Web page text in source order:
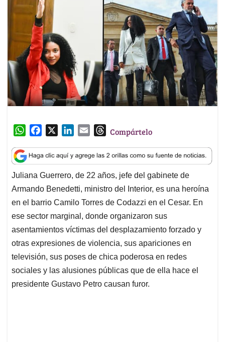
W
a
t
s
A
p
p
c
e
b
o
o
k
n
k
e
d
I
n
a
i
l
T
r
e
a
d
s
Compártelo
Juliana Guerrero, de 22 años, jefe del gabinete de
Armando Benedetti, ministro del Interior, es una heroína
en el barrio Camilo Torres de Codazzi en el Cesar. En
ese sector marginal, donde organizaron sus
asentamientos víctimas del desplazamiento forzado y
otras expresiones de violencia, sus apariciones en
televisión, sus poses de chica poderosa en redes
sociales y las alusiones públicas que de ella hace el
presidente Gustavo Petro causan furor.